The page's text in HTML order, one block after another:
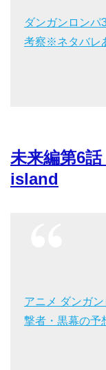
ダンガンロンパ
考察※ネタバレ
未来編第6
island
アニメ ダンガ
撃者・黒幕の予